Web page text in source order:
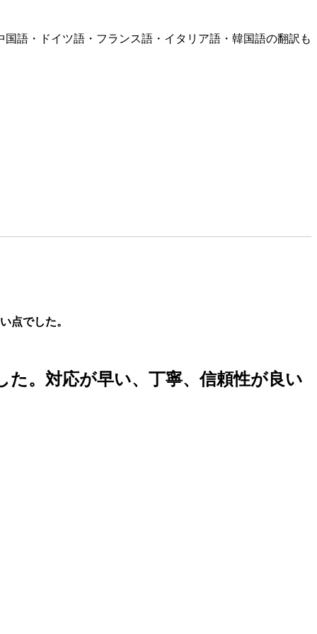
語・ドイツ語・フランス語・イタリア語・韓国語の翻訳も
点でした。
。対応が早い、丁寧、信頼性が良い